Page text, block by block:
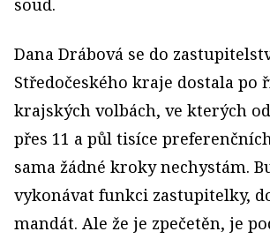
soud.
Dana Drábová se do
Středočeského kraje dostala po
krajských volbách, ve kterých
přes 11 a půl tisíce
sama žádné kroky nechystám.
vykonávat funkci zastupitelky,
mandát. Ale že je zpečetěn, je